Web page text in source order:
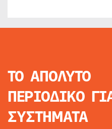
ΤΟ ΑΠΟΛΥΤΟ
ΠΕΡΙΟΔΙΚΟ
ΣΥΣΤΗΜΑΤΑ